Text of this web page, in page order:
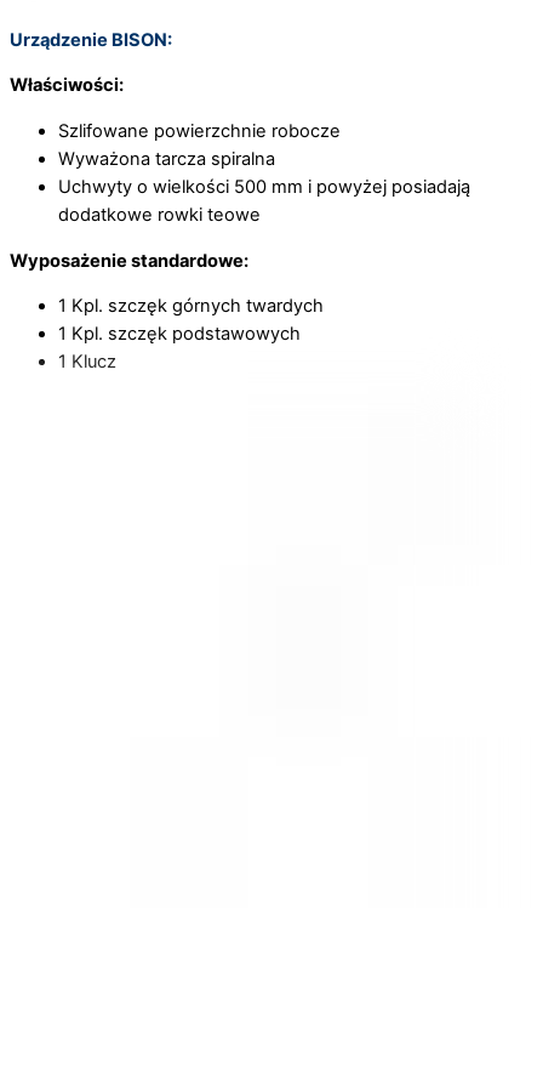
Urządzenie BISON:
Właściwości:
Szlifowane powierzchnie robocze
Wyważona tarcza spiralna
Uchwyty o wielkości 500 mm i powyżej posiadają
dodatkowe rowki teowe
Wyposażenie standardowe:
1 Kpl. szczęk górnych twardych
1 Kpl. szczęk podstawowych
1 Klucz